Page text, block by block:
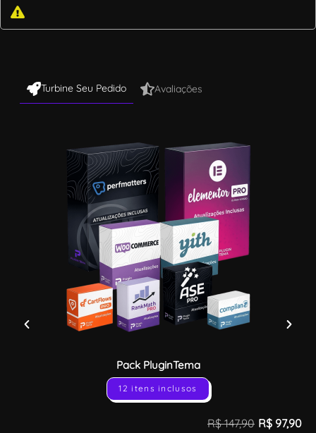
Turbine Seu Pedido Avaliações
Pack PluginTema
12 itens inclusos
R$147,90 R$ 97,90